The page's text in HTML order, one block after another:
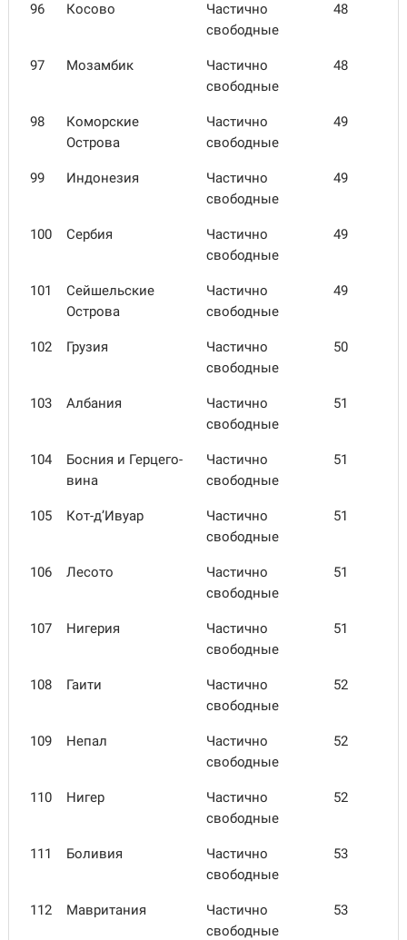
96 Косово
Частично
свободные
48
97 Мозамбик
Частично
свободные
48
98
Комор­ские
Острова
Частично
свободные
49
99 Индо­незия
Частично
свободные
49
100 Сербия
Частично
свободные
49
101
Сейшель­ские
Острова
Частично
свободные
49
102 Грузия
Частично
свободные
50
103 Албания
Частично
свободные
51
104
Босния и Герцего­
вина
Частично
свободные
51
105 Кот-д’Ивуар
Частично
свободные
51
106 Лесото
Частично
свободные
51
107 Нигерия
Частично
свободные
51
108 Гаити
Частично
свободные
52
109 Непал
Частично
свободные
52
110 Нигер
Частично
свободные
52
111 Боливия
Частично
свободные
53
112 Маври­тания
Частично
свободные
53